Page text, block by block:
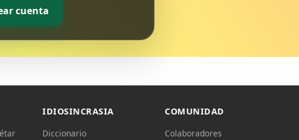
cuenta
IDIOSINCRASIA
Diccionario
COMUNIDAD
Colaboradores